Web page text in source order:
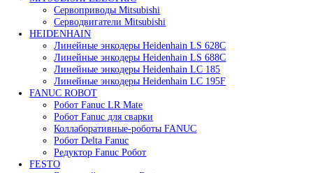
элемент 0₽
Просмотр категорий
FANUC
Контроллеры Fanuc
Сервоуселители Fanuc
Энкодеры Fanuc
Fanuc PCB Плата
Серводвигатели Fanuc
MITSUBISHI ELECTRIC
Сервоприводы Mitsubishi